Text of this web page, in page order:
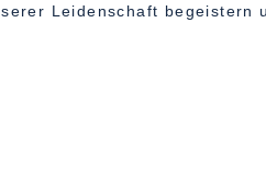
Leidenschaft begeistern